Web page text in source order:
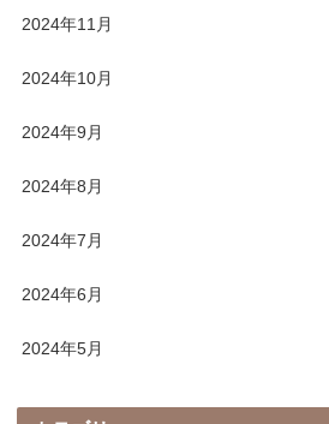
2024年11月
2024年10月
2024年9月
2024年8月
2024年7月
2024年6月
2024年5月